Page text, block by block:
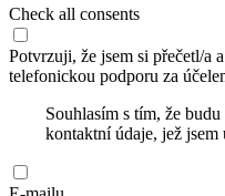
Check all consents
Potvrzuji, že jsem si přečetl/a
telefonickou podporu za
Souhlasím s tím, že
kontaktní údaje, jež jsem